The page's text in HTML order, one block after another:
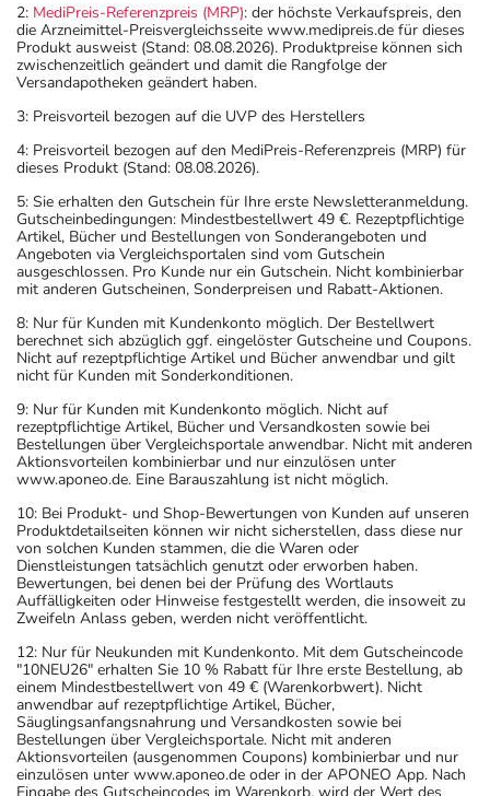
2: MediPreis-Referenzpreis (MRP): der höchste Verkaufspreis, den
die Arzneimittel-Preisvergleichsseite www.medipreis.de für dieses
Produkt ausweist (Stand: 08.08.2026). Produktpreise können sich
zwischenzeitlich geändert und damit die Rangfolge der
Versandapotheken geändert haben.
3: Preisvorteil bezogen auf die UVP des Herstellers
4: Preisvorteil bezogen auf den MediPreis-Referenzpreis (MRP) für
dieses Produkt (Stand: 08.08.2026).
5: Sie erhalten den Gutschein für Ihre erste Newsletteranmeldung.
Gutscheinbedingungen: Mindestbestellwert 49 €. Rezeptpflichtige
Artikel, Bücher und Bestellungen von Sonderangeboten und
Angeboten via Vergleichsportalen sind vom Gutschein
ausgeschlossen. Pro Kunde nur ein Gutschein. Nicht kombinierbar
mit anderen Gutscheinen, Sonderpreisen und Rabatt-Aktionen.
8: Nur für Kunden mit Kundenkonto möglich. Der Bestellwert
berechnet sich abzüglich ggf. eingelöster Gutscheine und Coupons.
Nicht auf rezeptpflichtige Artikel und Bücher anwendbar und gilt
nicht für Kunden mit Sonderkonditionen.
9: Nur für Kunden mit Kundenkonto möglich. Nicht auf
rezeptpflichtige Artikel, Bücher und Versandkosten sowie bei
Bestellungen über Vergleichsportale anwendbar. Nicht mit anderen
Aktionsvorteilen kombinierbar und nur einzulösen unter
www.aponeo.de. Eine Barauszahlung ist nicht möglich.
10: Bei Produkt- und Shop-Bewertungen von Kunden auf unseren
Produktdetailseiten können wir nicht sicherstellen, dass diese nur
von solchen Kunden stammen, die die Waren oder
Dienstleistungen tatsächlich genutzt oder erworben haben.
Bewertungen, bei denen bei der Prüfung des Wortlauts
Auffälligkeiten oder Hinweise festgestellt werden, die insoweit zu
Zweifeln Anlass geben, werden nicht veröffentlicht.
12: Nur für Neukunden mit Kundenkonto. Mit dem Gutscheincode
"10NEU26" erhalten Sie 10 % Rabatt für Ihre erste Bestellung, ab
einem Mindestbestellwert von 49 € (Warenkorbwert). Nicht
anwendbar auf rezeptpflichtige Artikel, Bücher,
Säuglingsanfangsnahrung und Versandkosten sowie bei
Bestellungen über Vergleichsportale. Nicht mit anderen
Aktionsvorteilen (ausgenommen Coupons) kombinierbar und nur
einzulösen unter www.aponeo.de oder in der APONEO App. Nach